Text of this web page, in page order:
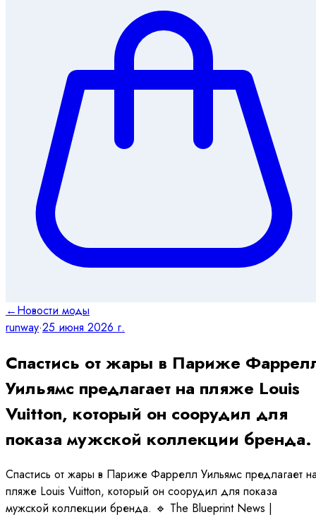
←Новости моды
runway·25 июня 2026 г.
Спастись от жары в Париже
Уильямс предлагает на пляже Louis
Vuitton, который он соорудил для
показа мужской коллекции бренда.
Спастись от жары в Париже Фаррелл Уильямс предлагает
пляже Louis Vuitton, который он соорудил для показа
мужской коллекции бренда. 🔹 The Blueprint News |